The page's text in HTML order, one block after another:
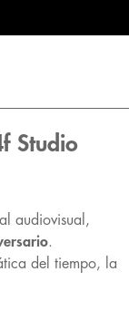
Studio
audiovisual,
.
del tiempo, la